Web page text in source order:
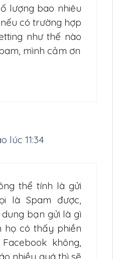
lượng bao nhiêu
có trường hợp
như thế nào
mình cảm ơn
lúc 11:34
thể tính là gửi
là Spam được,
bạn gửi là gì
họ có thấy phiền
không,
nhiều quá thì sẽ